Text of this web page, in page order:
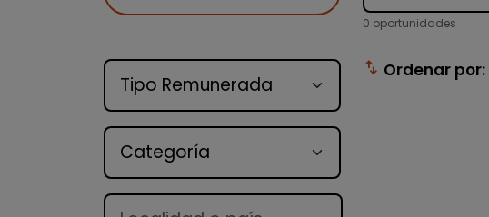
Tipo de oferta
Categoría
Lugar
0 oportunidades
swap_vert Ordenar por: